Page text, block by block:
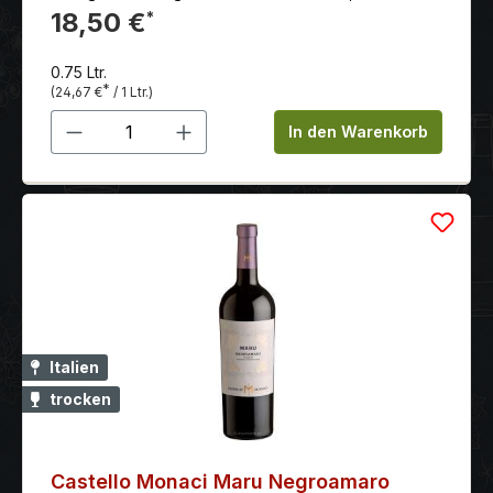
vielseitiger Speisenbegleiter, moderner Stil.
18,50 €*
0.75 Ltr.
(24,67 €* / 1 Ltr.)
Produkt Anzahl: Gib denIn den Warenkorb
Italien
trocken
Castello Monaci Maru Negroamaro